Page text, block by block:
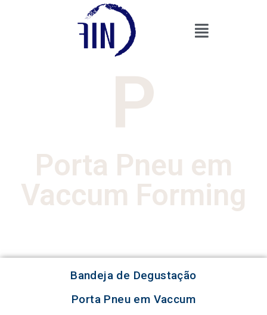
P
Porta Pneu em
Vaccum Forming
Bandeja de Degustação
Porta Pneu em Vaccum